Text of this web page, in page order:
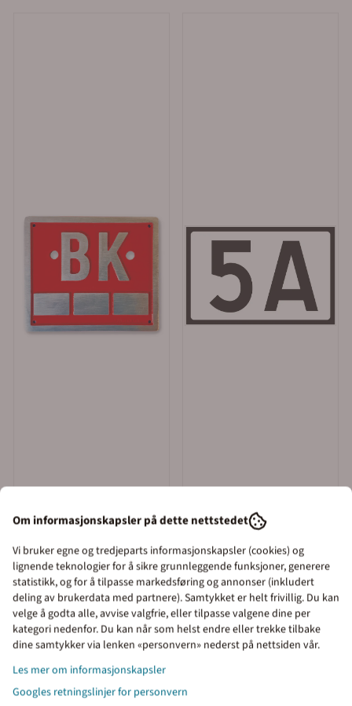
Kraftex
Brannkum BK skilt Rød
120 x 140 mm
374,-
Kjøp
Merkefabrikken as
Husnummerskilt med tall
og bokstav 150 x 230 mm
825,-
Kjøp
Priser inkl. eller ekskl.
mva
I denne butikken kan du
Om informasjonskapsler på dette nettstedet
Vi bruker egne og tredjeparts informasjonskapsler (cookies) og
lignende teknologier for å sikre grunnleggende funksjoner, generere
statistikk, og for å tilpasse markedsføring og annonser (inkludert
deling av brukerdata med partnere). Samtykket er helt frivillig. Du kan
velge å godta alle, avvise valgfrie, eller tilpasse valgene dine per
kategori nedenfor. Du kan når som helst endre eller trekke tilbake
dine samtykker via lenken «personvern» nederst på nettsiden vår.
Les mer om informasjonskapsler
Googles retningslinjer for personvern